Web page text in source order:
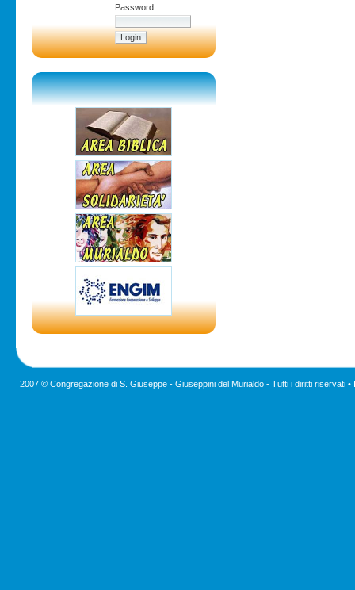
Password:
2007 © Congregazione di S. Giuseppe - Giuseppini del Murialdo - Tutti i diritti riservati •